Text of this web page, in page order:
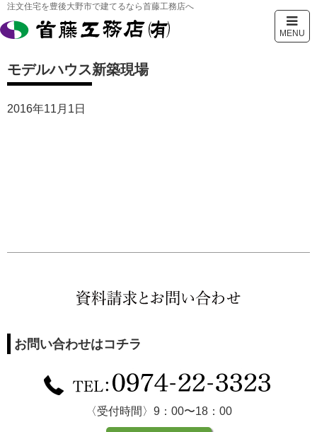
注文住宅を豊後大野市で建てるなら首藤工務店へ
MENU
モデルハウス新築現場
2016年11月1日
お問い合わせはコチラ
〈受付時間〉9：00〜18：00